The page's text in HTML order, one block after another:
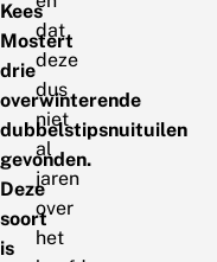
Kees
Mostert
drie
overwinterende
dubbelstipsnuituilen
gevonden.
Deze
soort
is
dat
deze
dus
niet
al
jaren
over
het